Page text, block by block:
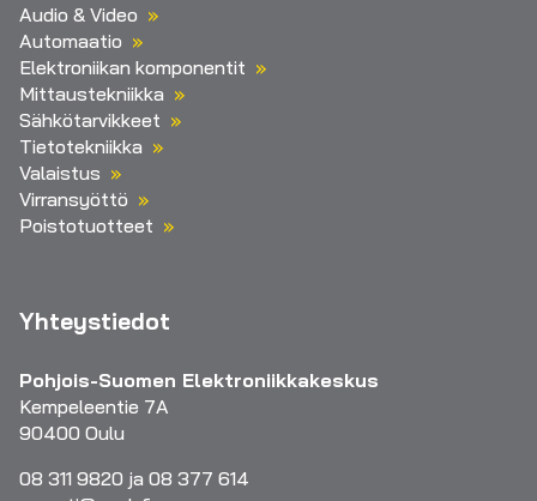
Audio & Video
Automaatio
Elektroniikan komponentit
Mittaustekniikka
Sähkötarvikkeet
Tietotekniikka
Valaistus
Virransyöttö
Poistotuotteet
Yhteystiedot
Pohjois-Suomen Elektroniikkakeskus
Kempeleentie 7A
90400 Oulu
08 311 9820 ja 08 377 614